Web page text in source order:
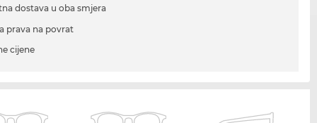
dostava u oba smjera
prava na povrat
cijene